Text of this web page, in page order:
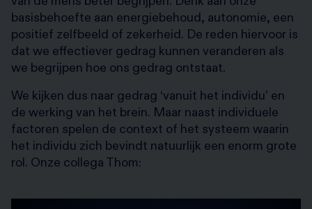
basisbehoefte aan energiebehoud, autonomie, een
positief zelfbeeld of zekerheid. De reden hiervoor is
dat we effectiever gedrag kunnen veranderen als
we begrijpen hoe ons gedrag ontstaat.
We kijken dus naar gedrag ‘vanuit het individu’ en
de werking van het brein. Maar naast individuele
factoren spelen de context of het systeem waarin
het individu zich bevindt natuurlijk een enorm grote
rol. Onze collega Thom: